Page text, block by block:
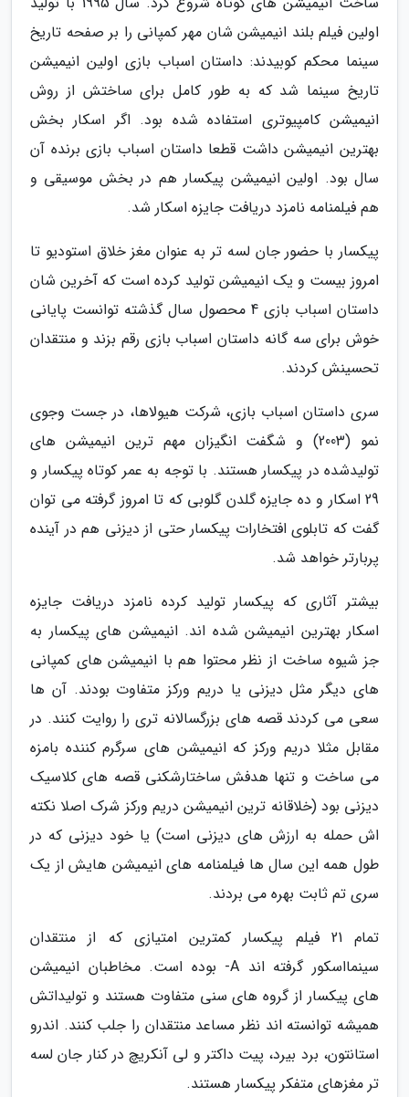
اولین فیلم بلند انیمیشن شان مهر کمپانی را بر صفحه تاریخ
سینما محکم کوبیدند: داستان اسباب بازی اولین انیمیشن
تاریخ سینما شد که به طور کامل برای ساختش از روش
انیمیشن کامپیوتری استفاده شده بود. اگر اسکار بخش
بهترین انیمیشن داشت قطعا داستان اسباب بازی برنده آن
سال بود. اولین انیمیشن پیکسار هم در بخش موسیقی و
هم فیلمنامه نامزد دریافت جایزه اسکار شد.
پیکسار با حضور جان لسه تر به عنوان مغز خلاق استودیو تا
امروز بیست و یک انیمیشن تولید کرده است که آخرین شان
داستان اسباب بازی 4 محصول سال گذشته توانست پایانی
خوش برای سه گانه داستان اسباب بازی رقم بزند و منتقدان
تحسینش کردند.
سری داستان اسباب بازی، شرکت هیولاها، در جست وجوی
نمو (2003) و شگفت انگیزان مهم ترین انیمیشن های
تولیدشده در پیکسار هستند. با توجه به عمر کوتاه پیکسار و
29 اسکار و ده جایزه گلدن گلوبی که تا امروز گرفته می توان
گفت که تابلوی افتخارات پیکسار حتی از دیزنی هم در آینده
پربارتر خواهد شد.
بیشتر آثاری که پیکسار تولید کرده نامزد دریافت جایزه
اسکار بهترین انیمیشن شده اند. انیمیشن های پیکسار به
جز شیوه ساخت از نظر محتوا هم با انیمیشن های کمپانی
های دیگر مثل دیزنی یا دریم ورکز متفاوت بودند. آن ها
سعی می کردند قصه های بزرگسالانه تری را روایت کنند. در
مقابل مثلا دریم ورکز که انیمیشن های سرگرم کننده بامزه
می ساخت و تنها هدفش ساختارشکنی قصه های کلاسیک
دیزنی بود (خلاقانه ترین انیمیشن دریم ورکز شرک اصلا نکته
اش حمله به ارزش های دیزنی است) یا خود دیزنی که در
طول همه این سال ها فیلمنامه های انیمیشن هایش از یک
سری تم ثابت بهره می بردند.
تمام 21 فیلم پیکسار کمترین امتیازی که از منتقدان
سینمااسکور گرفته اند A- بوده است. مخاطبان انیمیشن
های پیکسار از گروه های سنی متفاوت هستند و تولیداتش
همیشه توانسته اند نظر مساعد منتقدان را جلب کنند. اندرو
استانتون، برد بیرد، پیت داکتر و لی آنکریچ در کنار جان لسه
تر مغزهای متفکر پیکسار هستند.